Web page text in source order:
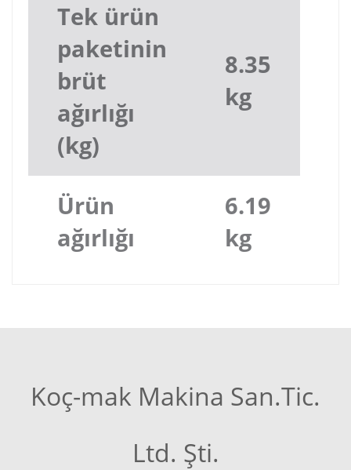
Tek ürün
paketinin
brüt
ağırlığı
(kg)
8.35
kg
Ürün
ağırlığı
6.19
kg
Koç-mak Makina San.Tic.
Ltd. Şti.